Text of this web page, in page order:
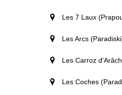
Les 7 Laux
Les Arcs
Les Carroz
Les Coches